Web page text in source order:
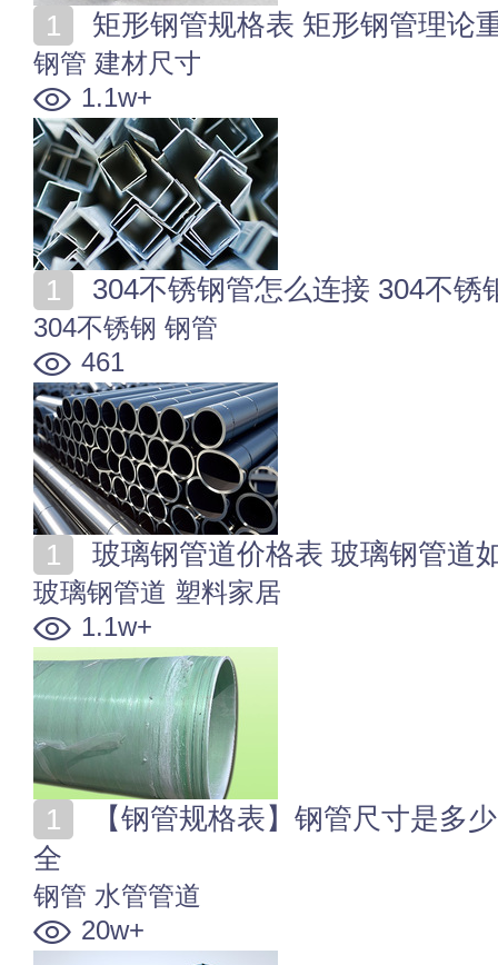
矩形钢管规格表 矩形钢管理论
钢管 建材尺寸
1.1w+
304不锈钢管怎么连接 304不锈
304不锈钢 钢管
461
玻璃钢管道价格表 玻璃钢管道
玻璃钢管道 塑料家居
1.1w+
全
钢管 水管管道
20w+